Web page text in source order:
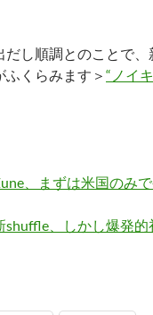
だし順調とのことで
ふくらみます＞ “ノイ
、まずは米国のみ
shuffle、しかし爆発的